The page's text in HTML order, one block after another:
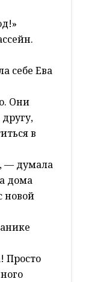
себе Ева
Они
в
— думала
дома
новой
Просто